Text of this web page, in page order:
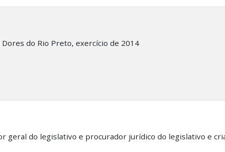
do Rio Preto, exercício de 2014
geral do legislativo e procurador jurídico do legislativo e